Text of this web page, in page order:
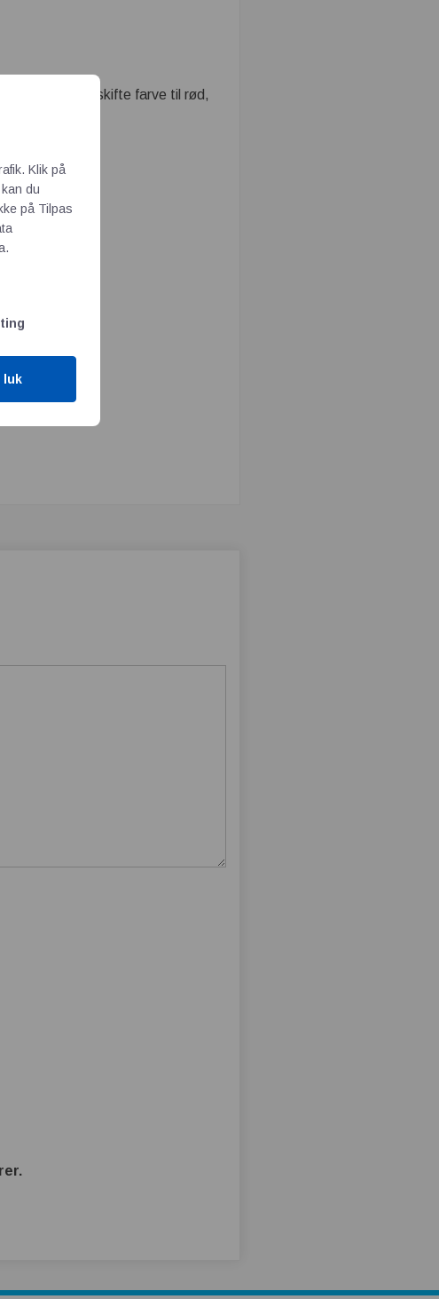
vil tallene skifte farve til rød,
etc.
Klik på
du
på Tilpas
luk